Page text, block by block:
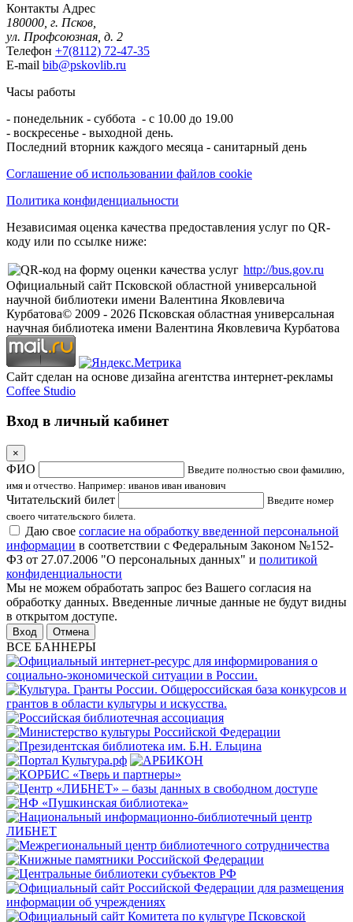
Контакты Адрес
180000, г. Псков,
ул. Профсоюзная, д. 2
Телефон +7(8112) 72-47-35
E-mail bib@pskovlib.ru
Часы работы
- понедельник - суббота - с 10.00 до 19.00
- воскресенье - выходной день.
Последний вторник каждого месяца - санитарный день
Соглашение об использовании файлов cookie
Политика конфиденциальности
Независимая оценка качества предоставления услуг по QR-
коду или по ссылке ниже:
http://bus.gov.ru
Официальный сайт Псковской областной универсальной
научной библиотеки имени Валентина Яковлевича
Курбатова© 2009 - 2026 Псковская областная универсальная
научная библиотека имени Валентина Яковлевича Курбатова
Сайт сделан на основе дизайна агентства интернет-рекламы
Coffee Studio
Вход в личный кабинет
×
ФИО
Введите полностью свои фамилию,
имя и отчество. Например: иванов иван иванович
Читательский билет
Введите номер
своего читательского билета.
Даю свое согласие на обработку введенной персональной
информации в соответствии с Федеральным Законом №152-
ФЗ от 27.07.2006 "О персональных данных" и политикой
конфиденциальности
Мы не можем обработать запрос без Вашего согласия на
обработку данных. Введенные личные данные не будут видны
в открытом доступе.
Отмена
ВСЕ БАННЕРЫ